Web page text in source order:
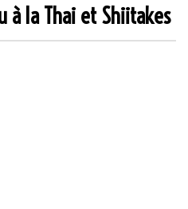
à la Thai et Shiitakes